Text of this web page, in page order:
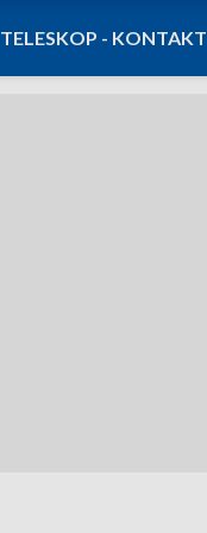
TELESKOP - KONTAKT